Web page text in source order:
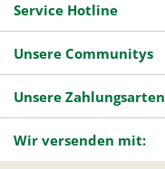
Service Hotline
Unsere Communitys
Unsere Zahlungsarten
Wir versenden mit: